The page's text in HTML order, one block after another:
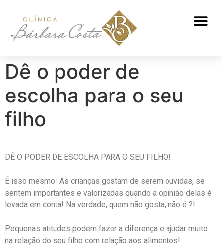
Dê o poder de
escolha para o seu
filho
DÊ O PODER DE ESCOLHA PARA O SEU FILHO! ⁣
É isso mesmo! As crianças gostam de serem ouvidas, se
sentem importantes e valorizadas quando a opinião delas é
levada em conta! Na verdade, quem não gosta, não é ?!
Pequenas atitudes podem fazer a diferença e ajudar muito
na relação do seu filho com relação aos alimentos! ⁣